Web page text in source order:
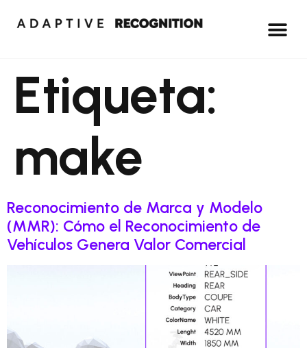
Etiqueta:
make
Reconocimiento de Marca y Modelo
(MMR): Cómo el Reconocimiento de
Vehículos Genera Valor Comercial